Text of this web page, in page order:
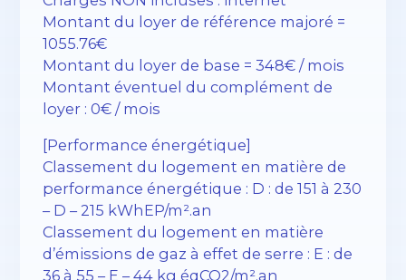
Montant du loyer de référence majoré =
1055.76€
Montant du loyer de base = 348€ / mois
Montant éventuel du complément de
loyer : 0€ / mois
[Performance énergétique]
Classement du logement en matière de
performance énergétique : D : de 151 à 230
– D – 215 kWhEP/m².an
Classement du logement en matière
d’émissions de gaz à effet de serre : E : de
36 à 55 – E – 44 kg éqCO2/m².an